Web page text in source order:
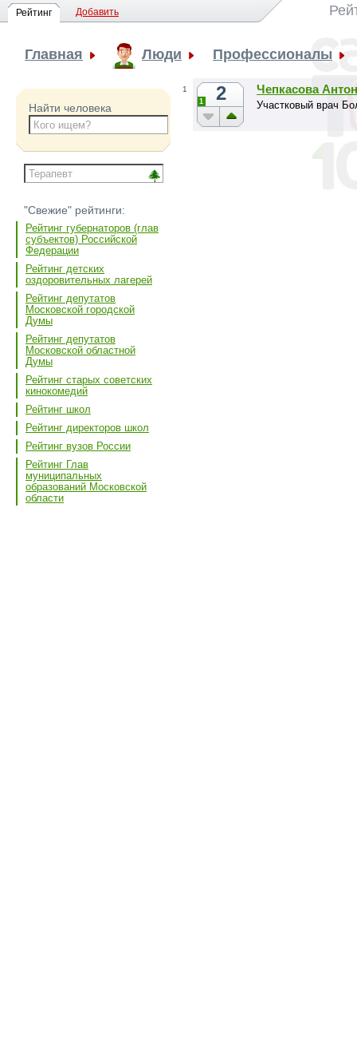
Рейтинг Добавить
Главная Люди Профессионалы
Найти человека
"Свежие" рейтинги:
Рейтинг губернаторов (глав
субъектов) Российской
Федерации
Рейтинг детских
оздоровительных лагерей
Рейтинг депутатов
Московской городской
Думы
Рейтинг депутатов
Московской областной
Думы
Рейтинг старых советских
кинокомедий
Рейтинг школ
Рейтинг директоров школ
Рейтинг вузов России
Рейтинг Глав
муниципальных
образований Московской
области
1 2
1
Чепкасова
Участковый врач